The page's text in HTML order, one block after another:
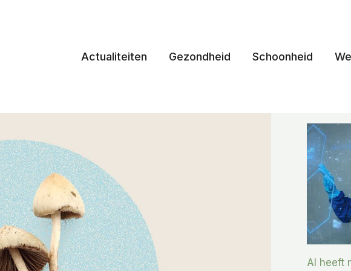
Actualiteiten Gezondheid Schoonheid
AI heeft